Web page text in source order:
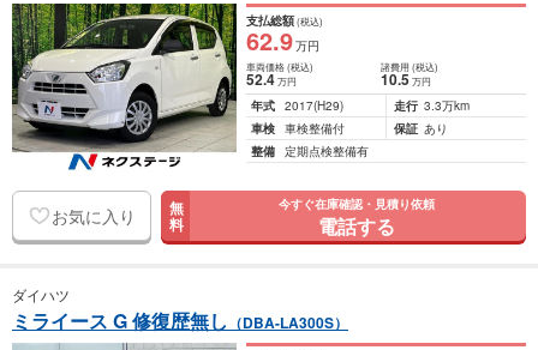
支払総額(税込)
62.9万円
車両価格(税込)
52.4万円
諸費用 (税込)
10.5 万円
年式 2017(H29) 走行 3.3万km
車検 車検整備付 保証 あり
整備 定期点検整備有
お気に入り 無
料
今すぐ在庫確認・見積り依頼
電話する
ダイハツ
ミライース G 修復歴無し （DBA-LA300S）